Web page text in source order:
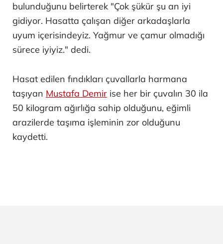
bulunduğunu belirterek "Çok şükür şu an iyi
gidiyor. Hasatta çalışan diğer arkadaşlarla
uyum içerisindeyiz. Yağmur ve çamur olmadığı
sürece iyiyiz." dedi.
Hasat edilen fındıkları çuvallarla harmana
taşıyan Mustafa Demir ise her bir çuvalın 30 ila
50 kilogram ağırlığa sahip olduğunu, eğimli
arazilerde taşıma işleminin zor olduğunu
kaydetti.